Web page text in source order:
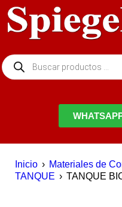
Inicio › Materiales de
TANQUE › TANQUE